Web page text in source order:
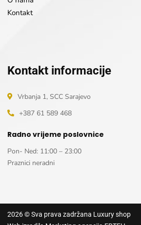
Kontakt
Kontakt informacije
Vrbanja 1, SCC Sarajevo
+387 61 589 468
Radno vrijeme poslovnice
Pon- Ned: 11:00 – 23:00
Praznici neradni
2026© Sva prava zadržana Luxury shop